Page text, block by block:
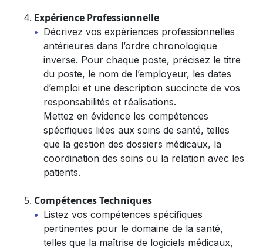
Expérience Professionnelle
Décrivez vos expériences professionnelles
antérieures dans l’ordre chronologique
inverse. Pour chaque poste, précisez le titre
du poste, le nom de l’employeur, les dates
d’emploi et une description succincte de vos
responsabilités et réalisations.
Mettez en évidence les compétences
spécifiques liées aux soins de santé, telles
que la gestion des dossiers médicaux, la
coordination des soins ou la relation avec les
patients.
Compétences Techniques
Listez vos compétences spécifiques
pertinentes pour le domaine de la santé,
telles que la maîtrise de logiciels médicaux,